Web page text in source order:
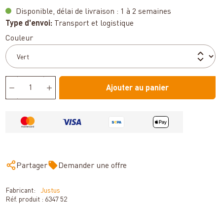
Disponible, délai de livraison : 1 à 2 semaines
Type d'envoi: Transport et logistique
Sélectionnez
Couleur
Ajouter au panier
Partager Demander une offre
Fabricant:
Justus
Réf. produit : 6347 52